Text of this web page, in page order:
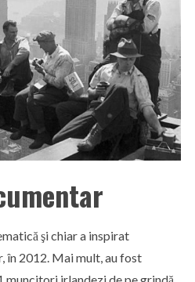
şi chiar a inspirat
în 2012. Mai mult, au fost